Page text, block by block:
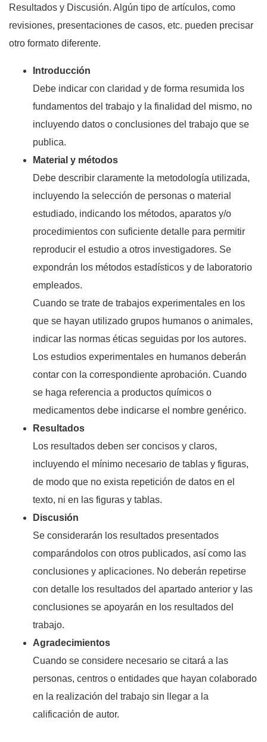
Resultados y Discusión. Algún tipo de artículos, como
revisiones, presentaciones de casos, etc. pueden precisar
otro formato diferente.
Introducción
Debe indicar con claridad y de forma resumida los
fundamentos del trabajo y la finalidad del mismo, no
incluyendo datos o conclusiones del trabajo que se
publica.
Material y métodos
Debe describir claramente la metodología utilizada,
incluyendo la selección de personas o material
estudiado, indicando los métodos, aparatos y/o
procedimientos con suficiente detalle para permitir
reproducir el estudio a otros investigadores. Se
expondrán los métodos estadísticos y de laboratorio
empleados.
Cuando se trate de trabajos experimentales en los
que se hayan utilizado grupos humanos o animales,
indicar las normas éticas seguidas por los autores.
Los estudios experimentales en humanos deberán
contar con la correspondiente aprobación. Cuando
se haga referencia a productos químicos o
medicamentos debe indicarse el nombre genérico.
Resultados
Los resultados deben ser concisos y claros,
incluyendo el mínimo necesario de tablas y figuras,
de modo que no exista repetición de datos en el
texto, ni en las figuras y tablas.
Discusión
Se considerarán los resultados presentados
comparándolos con otros publicados, así como las
conclusiones y aplicaciones. No deberán repetirse
con detalle los resultados del apartado anterior y las
conclusiones se apoyarán en los resultados del
trabajo.
Agradecimientos
Cuando se considere necesario se citará a las
personas, centros o entidades que hayan colaborado
en la realización del trabajo sin llegar a la
calificación de autor.